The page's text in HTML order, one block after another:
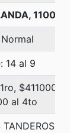
1100
14 al 9
$411000
al 4to